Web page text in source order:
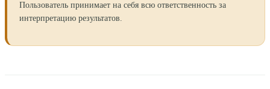
Пользователь принимает на себя всю ответственность за
интерпретацию результатов.